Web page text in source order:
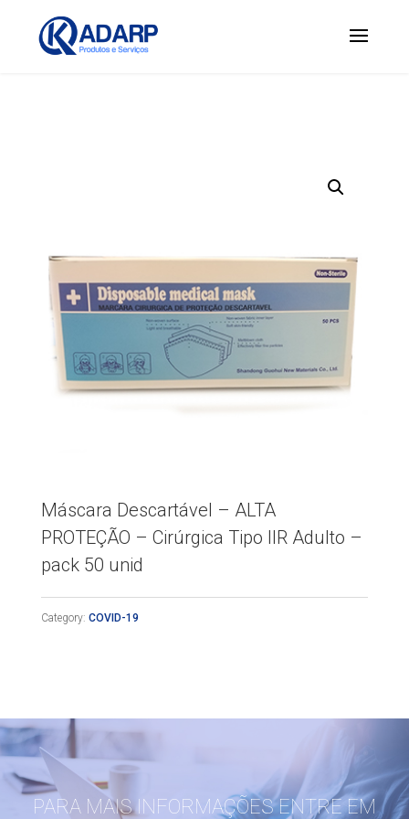
Máscara Descartável – ALTA
PROTEÇÃO – Cirúrgica Tipo IIR Adulto –
pack 50 unid
Category: COVID-19
PARA MAIS INFORMAÇÕES ENTRE EM